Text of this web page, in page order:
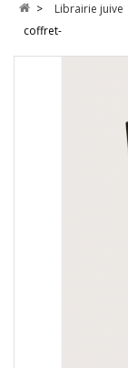
> Librairie juive
coffret-